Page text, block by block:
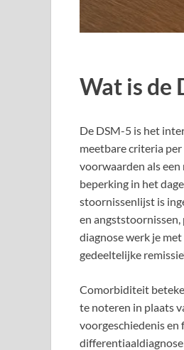
Wat is de
De DSM-5 is het
meetbare criteria
voorwaarden als
beperking in het
stoornissenlijst is
en
diagnose werk je
gedeeltelijke
Comorbiditeit
te noteren in plaats
voorgeschiedenis en